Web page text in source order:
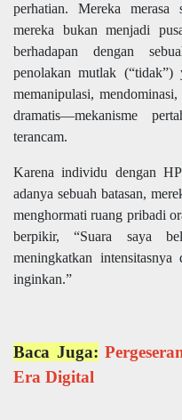
perhatian. Mereka
mereka bukan menjadi
berhadapan dengan
penolakan mutlak
memanipulasi,
dramatis—mekanisme
terancam.
Karena individu dengan
adanya sebuah batasan,
menghormati ruang pribadi
berpikir, “Suara saya
meningkatkan
inginkan.”
Baca Juga:
Era Digital